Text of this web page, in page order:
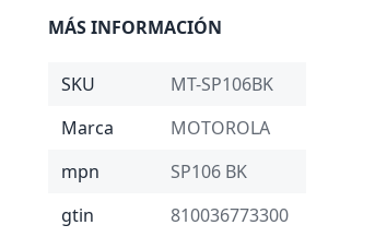
MÁS INFORMACIÓN
SKU
MT-SP106BK
Marca
MOTOROLA
mpn
SP106 BK
gtin
810036773300